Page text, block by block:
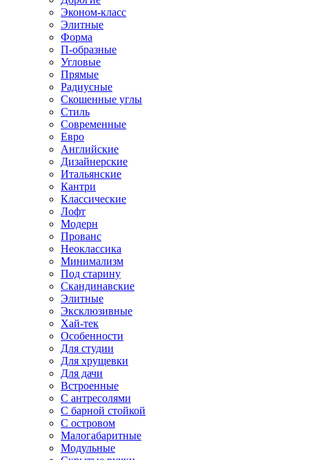
Эконом-класс
Элитные
Форма
П-образные
Угловые
Прямые
Радиусные
Скошенные углы
Стиль
Современные
Евро
Английские
Дизайнерские
Итальянские
Кантри
Классические
Лофт
Модерн
Прованс
Неоклассика
Минимализм
Под старину
Скандинавские
Элитные
Эксклюзивные
Хай-тек
Особенности
Для студии
Для хрущевки
Для дачи
Встроенные
С антресолями
С барной стойкой
С островом
Малогабаритные
Модульные